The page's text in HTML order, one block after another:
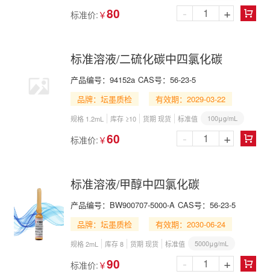
标准价: ￥80 
- +
标准溶液/二硫化碳中四氯化碳
产品编号： 94152a CAS号： 56-23-5
品牌：坛墨质检
有效期：2029-03-22
规格 1.2mL 库存 ≥10 货期 现货 标准值 100μg/mL
标准价: ￥60 
- +
标准溶液/甲醇中四氯化碳
产品编号： BW900707-5000-A CAS号： 56-23-5
品牌：坛墨质检
有效期：2030-06-24
规格 2mL 库存 8 货期 现货 标准值 5000μg/mL
标准价: ￥90 
- +